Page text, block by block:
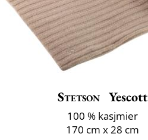
Stetson Yescott
100 % kasjmier
170 cm x 28 cm